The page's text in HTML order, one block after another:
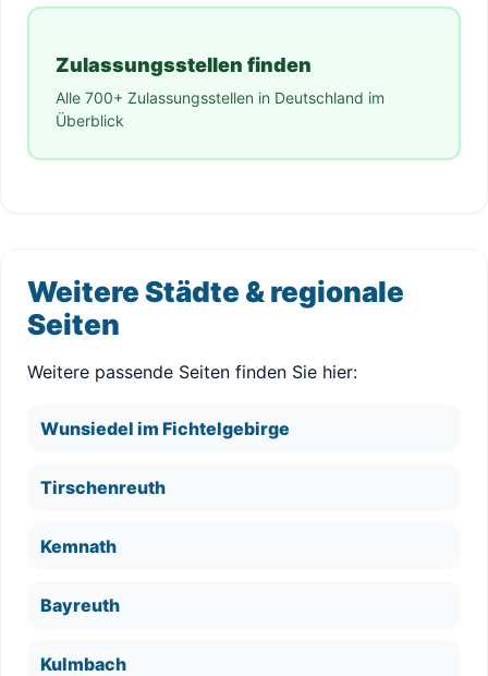
Zulassungsstellen finden
Alle 700+ Zulassungsstellen in Deutschland im
Überblick
Weitere Städte & regionale
Seiten
Weitere passende Seiten finden Sie hier:
Wunsiedel im Fichtelgebirge
Tirschenreuth
Kemnath
Bayreuth
Kulmbach